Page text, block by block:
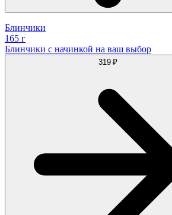
Блинчики
165 г
Блинчики с начинкой на ваш выбор
319 ₽